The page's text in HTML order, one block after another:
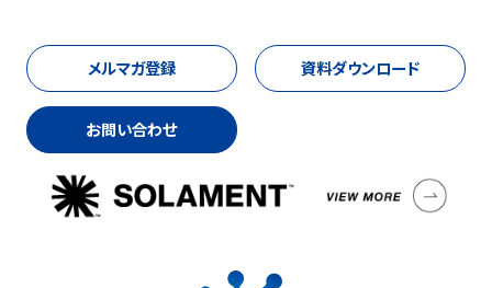
メルマガ登録 資料ダウンロード
お問い合わせ